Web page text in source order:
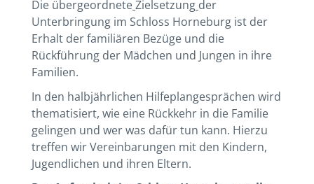
Die übergeordneteZielsetzung der
Unterbringung im Schloss Horneburg ist der
Erhalt der familiären Bezüge und die
Rückführung der Mädchen und Jungen in ihre
Familien.
In den halbjährlichen Hilfeplangesprächen wird
thematisiert, wie eine Rückkehr in die Familie
gelingen und wer was dafür tun kann. Hierzu
treffen wir Vereinbarungen mit den Kindern,
Jugendlichen und ihren Eltern.